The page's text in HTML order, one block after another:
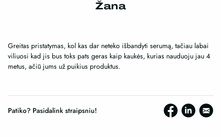
Žana
Greitas pristatymas, kol kas dar neteko išbandyti serumą, tačiau labai
viliuosi kad jis bus toks pats geras kaip kaukės, kurias nauduoju jau 4
metus, ačiū jums už puikius produktus.
Patiko? Pasidalink straipsniu!